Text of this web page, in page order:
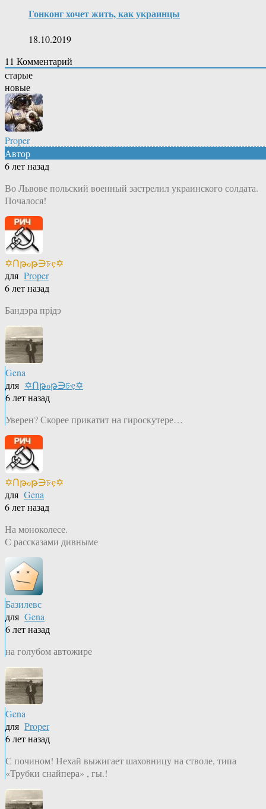
Гонконг хочет жить, как украинцы
18.10.2019
11 Комментарий
старые
новые
Proper
Автор
6 лет назад
Во Львове польский военный застрелил украинского солдата.
Почалося!
✡Ոթℴթ∋চҿ✡
для Proper
6 лет назад
Бандэра прiдэ
Gena
для ✡Ոթℴթ∋চҿ✡
6 лет назад
Уверен? Скорее прикатит на гироскутере…
✡Ոթℴթ∋চҿ✡
для Gena
6 лет назад
На моноколесе.
С рассказами дивныме
Базилевс
для Gena
6 лет назад
на голубом автожире
Gena
для Proper
6 лет назад
С почином! Нехай выжигает шаховницу на стволе, типа
«Трубки снайпера» , гы.!